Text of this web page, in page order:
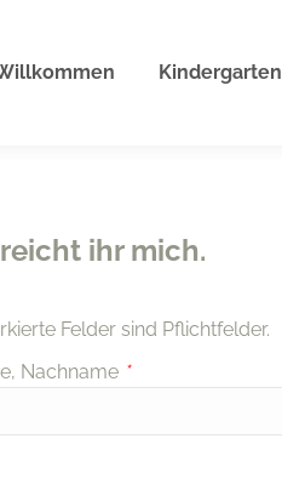
Kindergarten
ihr mich.
Felder sind Pflichtfelder.
Nachname *